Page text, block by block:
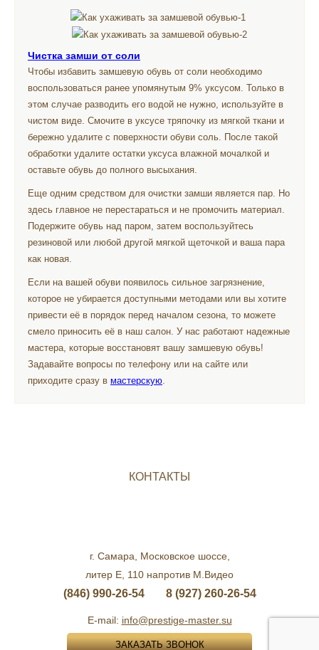
Чистка замши от соли
Чтобы избавить замшевую обувь от соли необходимо
воспользоваться ранее упомянутым 9% уксусом. Только в
этом случае разводить его водой не нужно, используйте в
чистом виде. Смочите в уксусе тряпочку из мягкой ткани и
бережно удалите с поверхности обуви соль. После такой
обработки удалите остатки уксуса влажной мочалкой и
оставьте обувь до полного высыхания.
Еще одним средством для очистки замши является пар. Но
здесь главное не перестараться и не промочить материал.
Подержите обувь над паром, затем воспользуйтесь
резиновой или любой другой мягкой щеточкой и ваша пара
как новая.
Если на вашей обуви появилось сильное загрязнение,
которое не убирается доступными методами или вы хотите
привести её в порядок перед началом сезона, то можете
смело приносить её в наш салон. У нас работают надежные
мастера, которые восстановят вашу замшевую обувь!
Задавайте вопросы по телефону или на сайте или
приходите сразу в мастерскую.
КОНТАКТЫ
г. Самара, Московское шоссе,
литер Е, 110 напротив М.Видео
(846) 990-26-54 8 (927) 260-26-54
E-mail: info@prestige-master.su
ЗАКАЗАТЬ ЗВОНОК